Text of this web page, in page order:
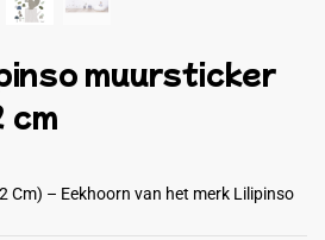
muursticker
cm
Cm) – Eekhoorn van het merk Lilipinso